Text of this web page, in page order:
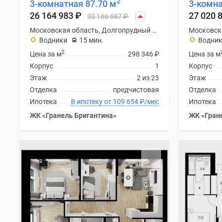
Рассрочка
Траншевая
коттеджи
Коттеджные
коттеджные
Коттеджные
Коттеджные
3-комнатная 87.70 м
26 164 983₽ 30 166 687₽
Московская область, Долгопрудный городской округ
Водники
15 мин.
298 346₽
Цена за м2
1
Корпус
2 из 23
Этаж
предчистовая
Отделка
В ипотеку от 109 654₽/мес
Ипотека
ЖК «Гранель Бригантина»
3-
27 020
Цена за м
Корпус
Этаж
Отделка
Ипотека
ЖК